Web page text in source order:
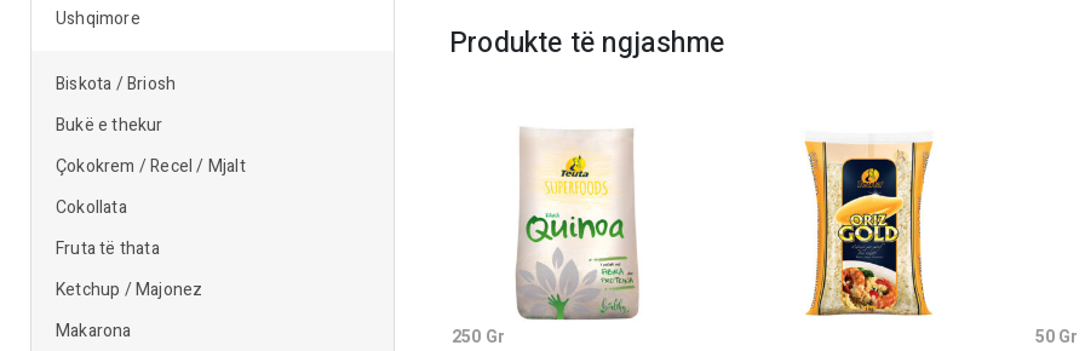
Ushqimore
Biskota / Briosh
Bukë e thekur
Çokokrem / Recel / Mjalt
Cokollata
Fruta të thata
Ketchup / Majonez
Makarona
Produkte të ngjashme
250 Gr 50Gr